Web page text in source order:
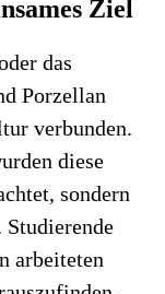
Ziel
das
Porzellan
verbunden.
diese
sondern
arbeiteten